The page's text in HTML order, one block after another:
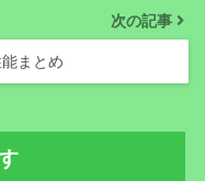
次の記事
まとめ